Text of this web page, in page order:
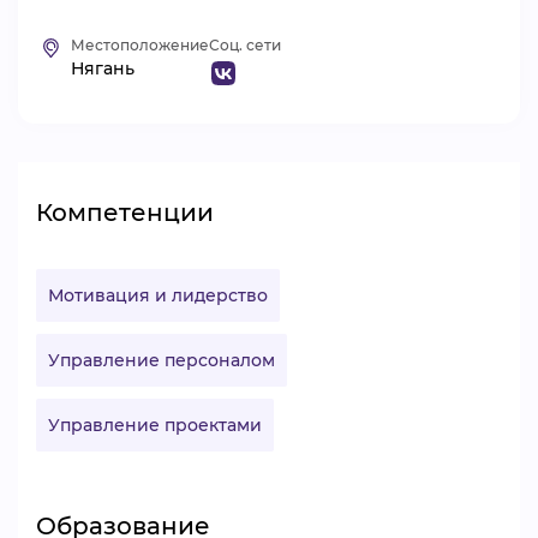
Местоположение
Нягань
Соц. сети
Компетенции
Мотивация и лидерство
Управление персоналом
Управление проектами
Образование